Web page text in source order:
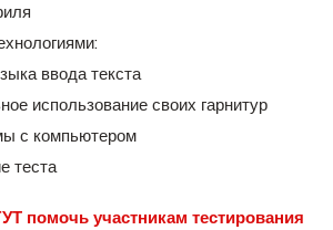
ввода текста
использование своих гарнитур
с компьютером
теста
помочь участникам тестирования